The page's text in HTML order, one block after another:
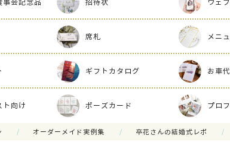
事会記念品 招待状 ウェ
席札 メニ
ギフトカタログ お車
ト向け ポーズカード プロ
オーダーメイド実例集 卒花さんの結婚式レポ